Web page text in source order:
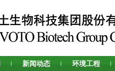
新闻动态 环境工程